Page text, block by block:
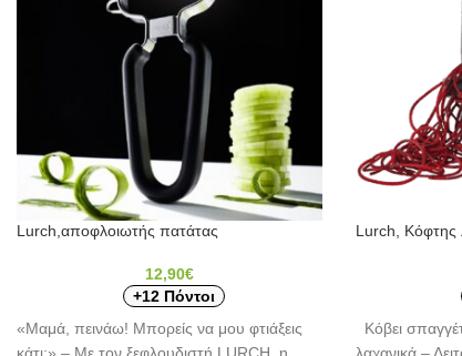
Lurch,αποφλοιωτής πατάτας
12,90€
+12 Πόντοι
«Μαμά, πεινάω! Μπορείς να μου φτιάξεις
Lurch, Κόφτης
Κόβει